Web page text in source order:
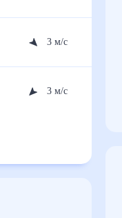
3м/с
3м/с